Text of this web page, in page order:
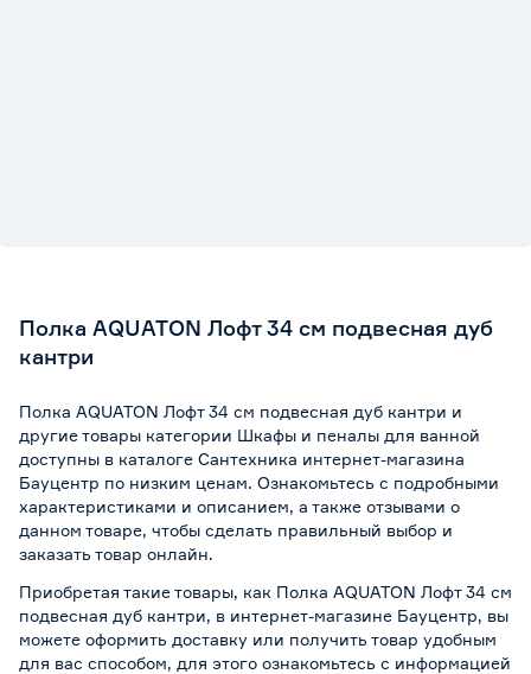
Полка AQUATON Лофт 34 см подвесная дуб
кантри
Полка AQUATON Лофт 34 см подвесная дуб кантри и
другие товары категории Шкафы и пеналы для ванной
доступны в каталоге Сантехника интернет-магазина
Бауцентр по низким ценам. Ознакомьтесь с подробными
характеристиками и описанием, а также отзывами о
данном товаре, чтобы сделать правильный выбор и
заказать товар онлайн.
Приобретая такие товары, как Полка AQUATON Лофт 34 см
подвесная дуб кантри, в интернет-магазине Бауцентр, вы
можете оформить доставку или получить товар удобным
для вас способом, для этого ознакомьтесь с информацией